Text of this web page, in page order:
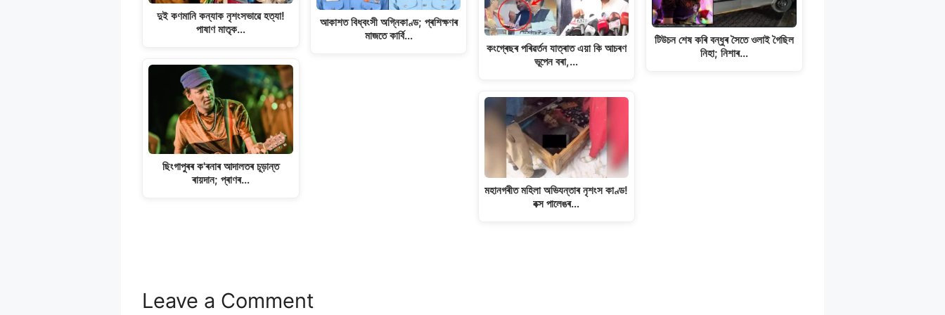
দুই কণমানি কন্যাক নৃশংসভাৱে হত্যা!
পাষাণ মাতৃক…
ছিংগাপুৰৰ ক'ৰনাৰ আদালতৰ চূড়ান্ত
ৰায়দান; প্ৰাণৰ…
আকাশত বিধ্বংসী অগ্নিকাণ্ড; প্ৰশিক্ষণৰ
মাজতে কাৰ্বি…
কংগ্ৰেছৰ পৰিৱৰ্তন যাত্ৰাত এয়া কি আচৰণ
ভূপেন বৰা,…
মহানগৰীত মহিলা অভিযন্তাৰ নৃশংস কাণ্ড!
বক্স পালেঙৰ…
টিউচন শেষ কৰি বন্ধুৰ সৈতে ওলাই গৈছিল
নিহা; নিশাৰ…
Leave a Comment